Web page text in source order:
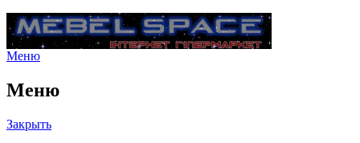
Меню
Меню
Закрыть